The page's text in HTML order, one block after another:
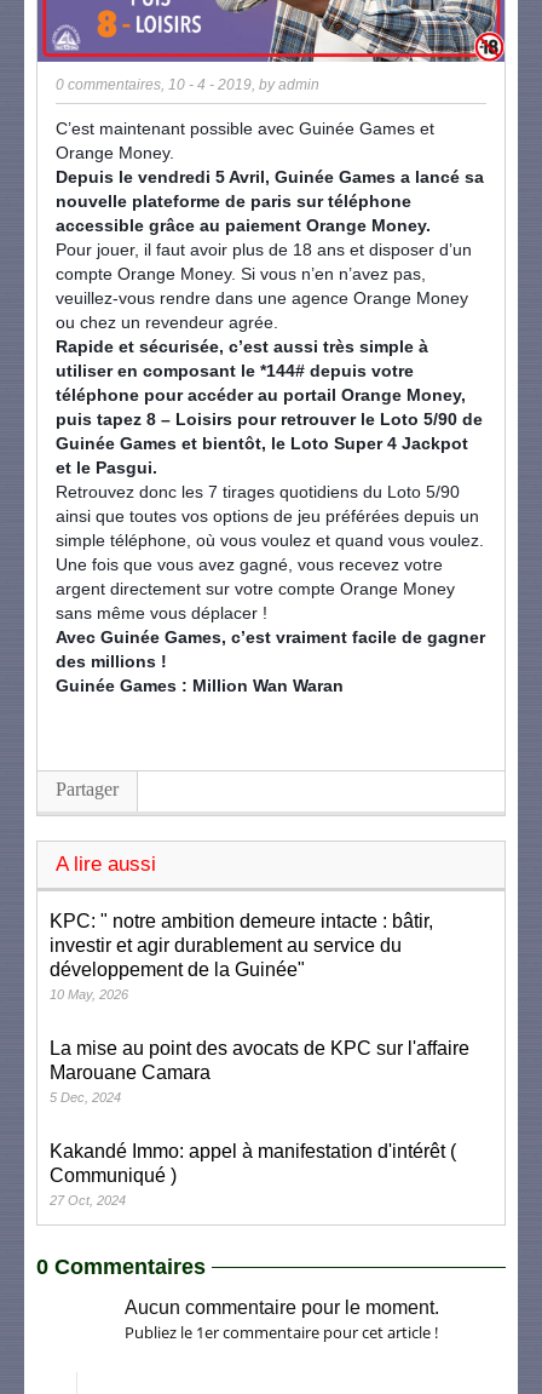
0 commentaires, 10 - 4 - 2019, byadmin
C’est maintenant possible avec Guinée Games et
Orange Money.
Depuis le vendredi 5 Avril, Guinée Games a lancé sa
nouvelle plateforme de paris sur téléphone
accessible grâce au paiement Orange Money.
Pour jouer, il faut avoir plus de 18 ans et disposer d’un
compte Orange Money. Si vous n’en n’avez pas,
veuillez-vous rendre dans une agence Orange Money
ou chez un revendeur agrée.
Rapide et sécurisée, c’est aussi très simple à
utiliser en composant le *144# depuis votre
téléphone pour accéder au portail Orange Money,
puis tapez 8 – Loisirs pour retrouver le Loto 5/90 de
Guinée Games et bientôt, le Loto Super 4 Jackpot
et le Pasgui.
Retrouvez donc les 7 tirages quotidiens du Loto 5/90
ainsi que toutes vos options de jeu préférées depuis un
simple téléphone, où vous voulez et quand vous voulez.
Une fois que vous avez gagné, vous recevez votre
argent directement sur votre compte Orange Money
sans même vous déplacer !
Avec Guinée Games, c’est vraiment facile de gagner
des millions !
Guinée Games : Million Wan Waran
Partager
A lire aussi
KPC: " notre ambition demeure intacte : bâtir,
investir et agir durablement au service du
développement de la Guinée"
10 May, 2026
La mise au point des avocats de KPC sur l'affaire
Marouane Camara
5 Dec, 2024
Kakandé Immo: appel à manifestation d'intérêt (
Communiqué )
27 Oct, 2024
0 Commentaires
Aucun commentaire pour le moment.
Publiez le 1er commentaire pour cet article !